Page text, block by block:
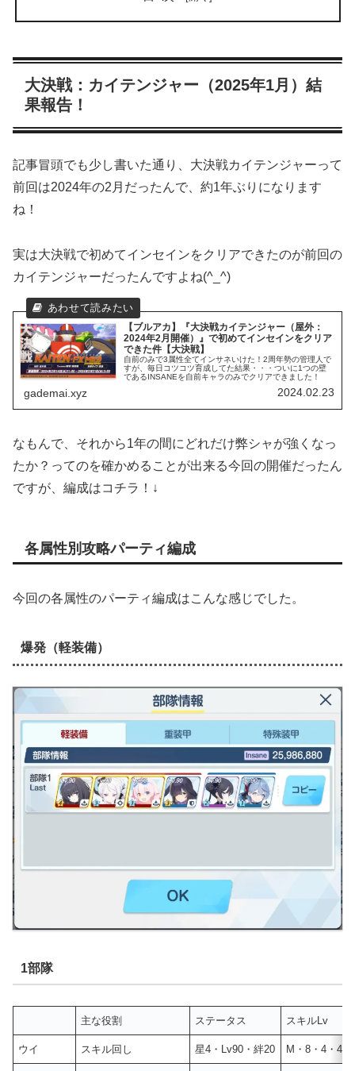
大決戦：カイテンジャー（2025年1月）結
果報告！
記事冒頭でも少し書いた通り、大決戦カイテンジャーって
前回は2024年の2月だったんで、約1年ぶりになります
ね！
実は大決戦で初めてインセインをクリアできたのが前回の
カイテンジャーだったんですよね(^_^)
【ブルアカ】『大決戦カイテンジャー（屋外：
2024年2月開催）』で初めてインセインをクリア
できた件【大決戦】
自前のみで3属性全てインサネいけた！2周年勢の管理人で
すが、毎日コツコツ育成してた結果・・・ついに1つの壁
であるINSANEを自前キャラのみでクリアできました！
gademai.xyz 2024.02.23
なもんで、それから1年の間にどれだけ弊シャが強くなっ
たか？ってのを確かめることが出来る今回の開催だったん
ですが、編成はコチラ！↓
各属性別攻略パーティ編成
今回の各属性のパーティ編成はこんな感じでした。
爆発（軽装備）
1部隊
主な役割 ステータス スキルLv
ウイ スキル回し 星4・Lv90・絆20 M・8・4・4